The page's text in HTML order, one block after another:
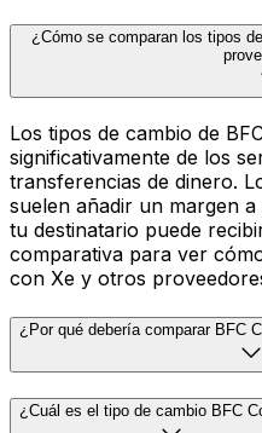
¿Cómo se comparan los tipos
Los tipos de cambio de
significativamente de los
transferencias de dinero.
suelen añadir un margen
tu destinatario puede
comparativa para ver
con Xe y otros
¿Por qué debería comparar BFC
¿Cuál es el tipo de cambio BFC